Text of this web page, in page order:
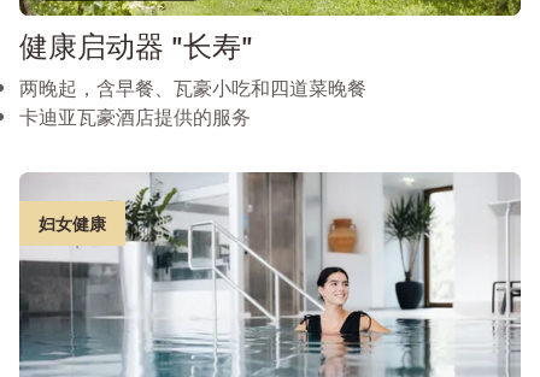
健康启动器 "长寿"
两晚起，含早餐、瓦豪小吃和四道菜晚餐
卡迪亚瓦豪酒店提供的服务
妇女健康